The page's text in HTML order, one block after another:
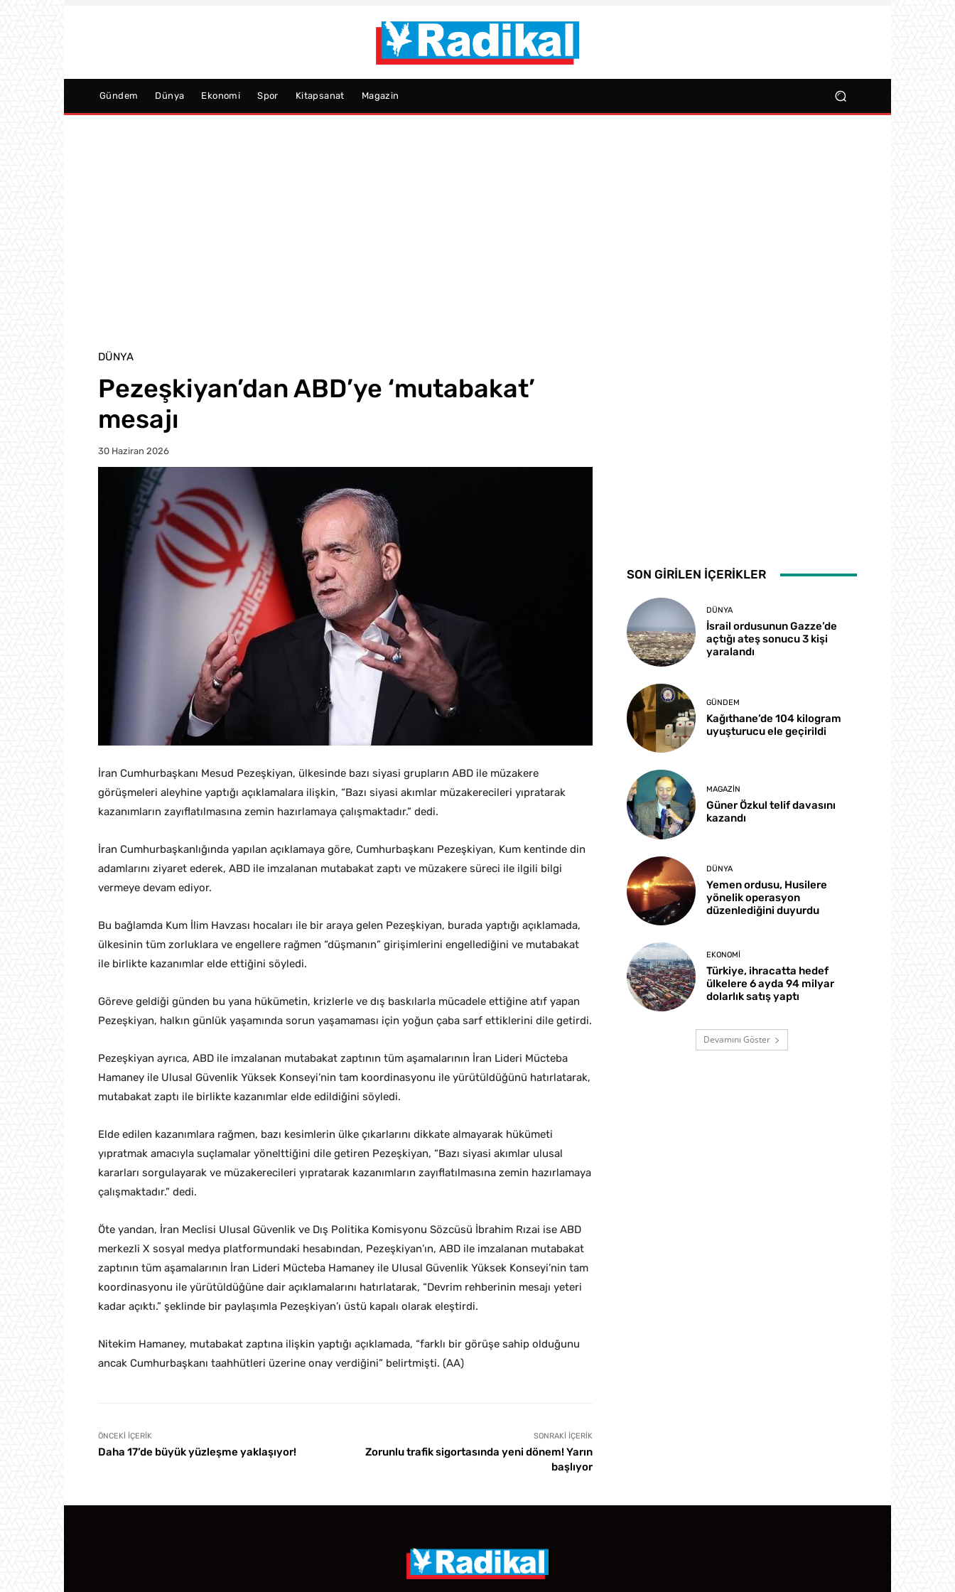
Gündem Dünya Ekonomi Spor Kitapsanat Magazin
DÜNYA
Pezeşkiyan’dan ABD’ye ‘mutabakat’
mesajı
30 Haziran 2026
İran Cumhurbaşkanı Mesud Pezeşkiyan, ülkesinde bazı siyasi grupların ABD ile müzakere
görüşmeleri aleyhine yaptığı açıklamalara ilişkin, “Bazı siyasi akımlar müzakerecileri yıpratarak
kazanımların zayıflatılmasına zemin hazırlamaya çalışmaktadır.” dedi.
İran Cumhurbaşkanlığında yapılan açıklamaya göre, Cumhurbaşkanı Pezeşkiyan, Kum kentinde din
adamlarını ziyaret ederek, ABD ile imzalanan mutabakat zaptı ve müzakere süreci ile ilgili bilgi
vermeye devam ediyor.
Bu bağlamda Kum İlim Havzası hocaları ile bir araya gelen Pezeşkiyan, burada yaptığı açıklamada,
ülkesinin tüm zorluklara ve engellere rağmen “düşmanın” girişimlerini engellediğini ve mutabakat
ile birlikte kazanımlar elde ettiğini söyledi.
Göreve geldiği günden bu yana hükümetin, krizlerle ve dış baskılarla mücadele ettiğine atıf yapan
Pezeşkiyan, halkın günlük yaşamında sorun yaşamaması için yoğun çaba sarf ettiklerini dile getirdi.
Pezeşkiyan ayrıca, ABD ile imzalanan mutabakat zaptının tüm aşamalarının İran Lideri Mücteba
Hamaney ile Ulusal Güvenlik Yüksek Konseyi’nin tam koordinasyonu ile yürütüldüğünü hatırlatarak,
mutabakat zaptı ile birlikte kazanımlar elde edildiğini söyledi.
Elde edilen kazanımlara rağmen, bazı kesimlerin ülke çıkarlarını dikkate almayarak hükümeti
yıpratmak amacıyla suçlamalar yönelttiğini dile getiren Pezeşkiyan, “Bazı siyasi akımlar ulusal
kararları sorgulayarak ve müzakerecileri yıpratarak kazanımların zayıflatılmasına zemin hazırlamaya
çalışmaktadır.” dedi.
Öte yandan, İran Meclisi Ulusal Güvenlik ve Dış Politika Komisyonu Sözcüsü İbrahim Rızai ise ABD
merkezli X sosyal medya platformundaki hesabından, Pezeşkiyan’ın, ABD ile imzalanan mutabakat
zaptının tüm aşamalarının İran Lideri Mücteba Hamaney ile Ulusal Güvenlik Yüksek Konseyi’nin tam
koordinasyonu ile yürütüldüğüne dair açıklamalarını hatırlatarak, “Devrim rehberinin mesajı yeteri
kadar açıktı.” şeklinde bir paylaşımla Pezeşkiyan’ı üstü kapalı olarak eleştirdi.
Nitekim Hamaney, mutabakat zaptına ilişkin yaptığı açıklamada, “farklı bir görüşe sahip olduğunu
ancak Cumhurbaşkanı taahhütleri üzerine onay verdiğini” belirtmişti. (AA)
ÖNCEKI İÇERIK
Daha 17’de büyük yüzleşme yaklaşıyor!
SONRAKI İÇERIK
Zorunlu trafik sigortasında yeni dönem! Yarın
başlıyor
SON GİRİLEN İÇERİKLER
DÜNYA
İsrail ordusunun Gazze’de
açtığı ateş sonucu 3 kişi
yaralandı
GÜNDEM
Kağıthane’de 104 kilogram
uyuşturucu ele geçirildi
MAGAZIN
Güner Özkul telif davasını
kazandı
DÜNYA
Yemen ordusu, Husilere
yönelik operasyon
düzenlediğini duyurdu
EKONOMI
Türkiye, ihracatta hedef
ülkelere 6 ayda 94 milyar
dolarlık satış yaptı
Devamını Göster